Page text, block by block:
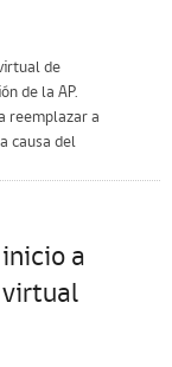
de
de la AP.
reemplazar a
causa del
a
virtual